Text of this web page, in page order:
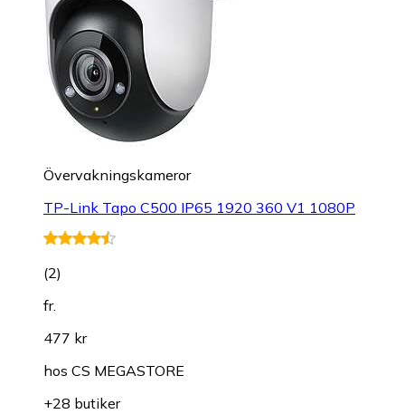
Övervakningskameror
TP-Link Tapo C500 IP65 1920 360 V1 1080P
(2)
fr.
477 kr
hos CS MEGASTORE
+28 butiker